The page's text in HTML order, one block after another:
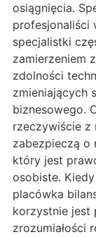
osiągnięcia.
profesjonaliści
specjalistki
zamierzeniem
zdolności
zmieniających
biznesowego.
rzeczywiście z
zabezpieczą o
który jest
osobiste.
placówka
korzystnie jest
zrozumiałości